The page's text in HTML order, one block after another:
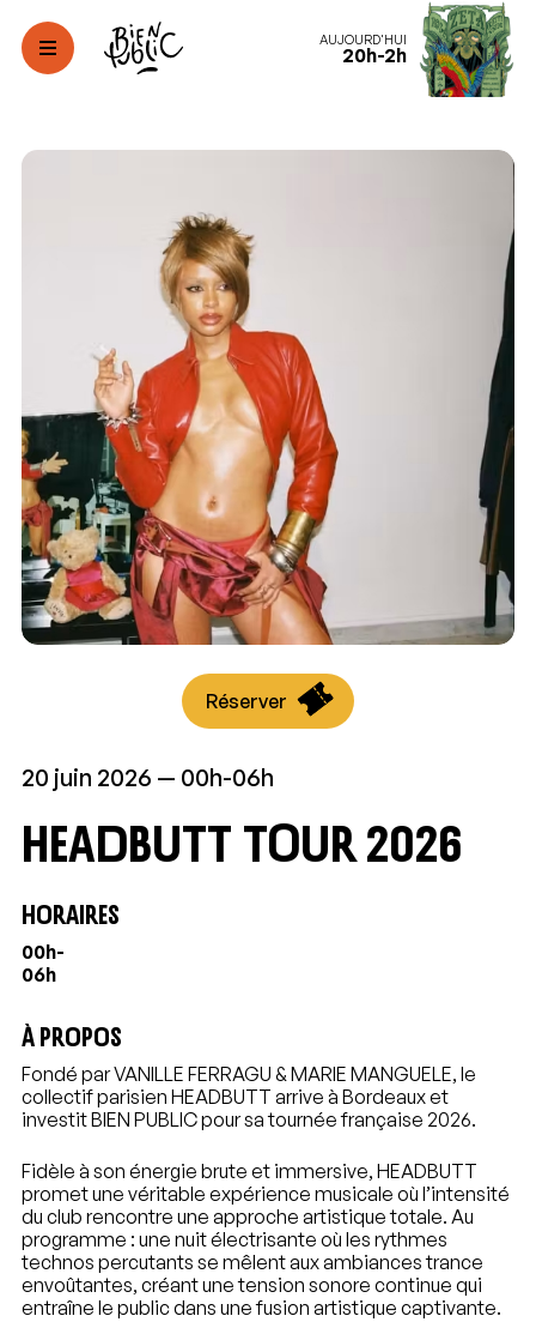
AUJOURD'HUI
20h-2h
20 juin 2026 00h-06h
HEADBUTT TOUR 2026
HORAIRES
00h-
06h
À PROPOS
Fondé par VANILLE FERRAGU & MARIE MANGUELE, le
collectif parisien HEADBUTT arrive à Bordeaux et
investit BIEN PUBLIC pour sa tournée française 2026.
Fidèle à son énergie brute et immersive, HEADBUTT
promet une véritable expérience musicale où l’intensité
du club rencontre une approche artistique totale. Au
programme : une nuit électrisante où les rythmes
technos percutants se mêlent aux ambiances trance
envoûtantes, créant une tension sonore continue qui
entraîne le public dans une fusion artistique captivante.
Réserver